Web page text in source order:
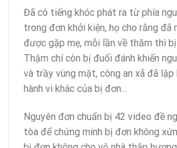
Đã có tiếng khóc phát ra từ phía
trong đơn khởi kiện, họ cho rằng đã
được gặp mẹ, mỗi lần về thăm thì
Thậm chí còn bị đuổi đánh khiến
và trầy vùng mặt, công an xã đã
hành vi khác của bị đơn…
Nguyên đơn chuẩn bị 42 video đề
tòa để chứng minh bị đơn không